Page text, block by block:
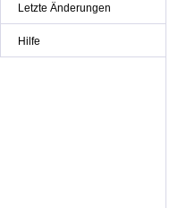
Letzte Änderungen
Hilfe